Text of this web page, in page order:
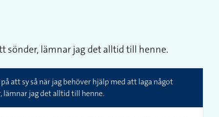
sönder, lämnar jag det alltid till henne.
att sy så när jag behöver hjälp med att laga något
lämnar jag det alltid till henne.